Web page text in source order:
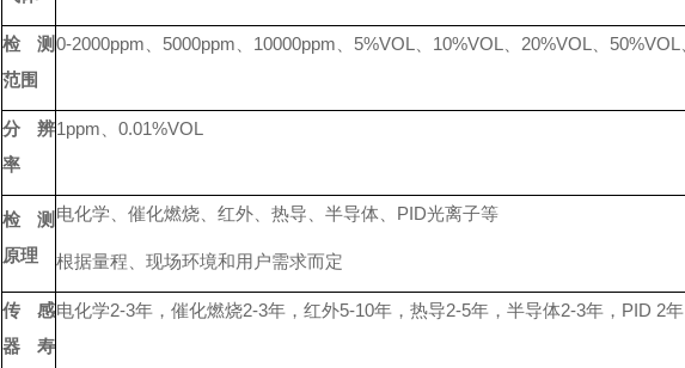
检测
范围
0-2000ppm 5000ppm 10000ppm 5%VOL 10%VOL 20%VOL 50%VOL
分 辨
率
1ppm 0.01%VOL
检测
原理
电化学、催化燃烧、红外、热导、半导体、PID光离子等
根据量程、现场环境和用户需求而定
传感
器寿
电化学2-3年，催化燃烧2-3年，红外5-10年，热导2-5年，半导体2-3年，PID 2年